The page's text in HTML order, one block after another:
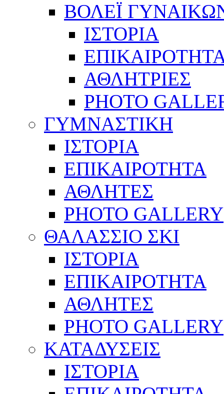
ΒΟΛΕΪ
ΙΣΤΟΡΙΑ
ΑΘΛΗΤΡΙΕΣ
PHOTO
ΓΥΜΝΑΣΤΙΚΗ
ΙΣΤΟΡΙΑ
ΕΠΙΚΑΙΡΟΤΗΤΑ
ΑΘΛΗΤΕΣ
PHOTO GALLERY
ΘΑΛΑΣΣΙΟ ΣΚΙ
ΙΣΤΟΡΙΑ
ΕΠΙΚΑΙΡΟΤΗΤΑ
ΑΘΛΗΤΕΣ
PHOTO GALLERY
ΚΑΤΑΔΥΣΕΙΣ
ΙΣΤΟΡΙΑ